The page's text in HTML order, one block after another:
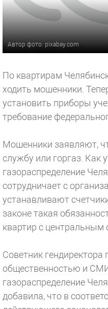
Автор фото: pixabay.com
По квартирам
ходить мошенники.
установить приборы
требование
Мошенники заявляют,
службу или горгаз. Как
газораспределение
сотрудничает с
устанавливают
законе такая
квартир с центральным
Советник гендиректора
общественностью и
газораспределение
добавила, что в